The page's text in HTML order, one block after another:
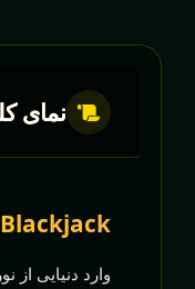
نمای
وارد دنیایی از